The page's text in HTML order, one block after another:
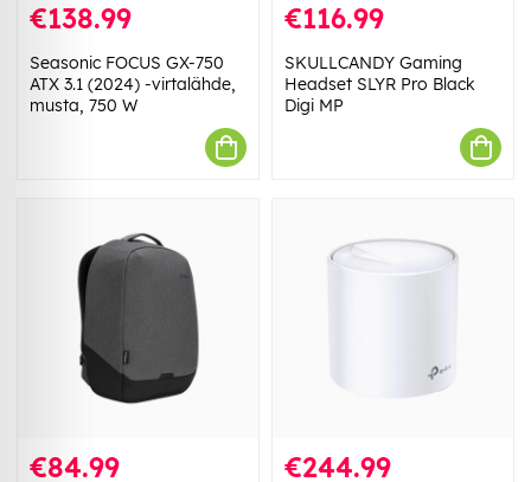
€138.99
Seasonic FOCUS GX-750
ATX 3.1 (2024) -virtalähde,
musta, 750 W
€116.99
SKULLCANDY Gaming
Headset SLYR Pro Black
Digi MP
€84.99 €244.99